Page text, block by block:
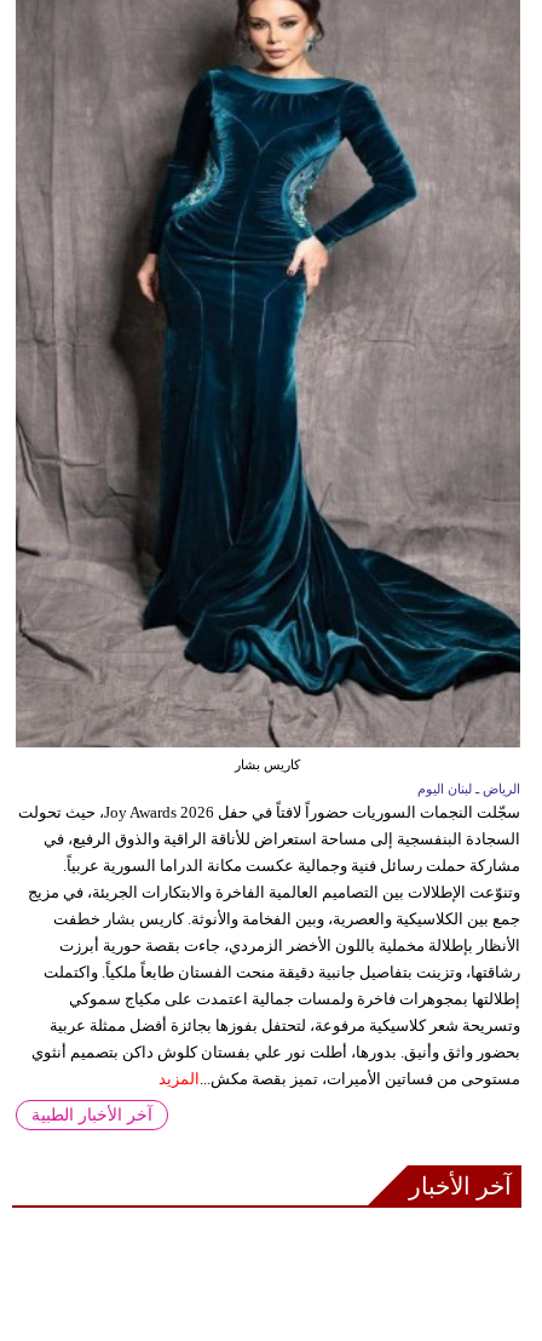
كاريس بشار
الرياض ـ لبنان اليوم
سجّلت النجمات السوريات حضوراً لافتاً في حفل Joy Awards 2026، حيث تحولت
السجادة البنفسجية إلى مساحة استعراض للأناقة الراقية والذوق الرفيع، في
مشاركة حملت رسائل فنية وجمالية عكست مكانة الدراما السورية عربياً.
وتنوّعت الإطلالات بين التصاميم العالمية الفاخرة والابتكارات الجريئة، في مزيج
جمع بين الكلاسيكية والعصرية، وبين الفخامة والأنوثة. كاريس بشار خطفت
الأنظار بإطلالة مخملية باللون الأخضر الزمردي، جاءت بقصة حورية أبرزت
رشاقتها، وتزينت بتفاصيل جانبية دقيقة منحت الفستان طابعاً ملكياً. واكتملت
إطلالتها بمجوهرات فاخرة ولمسات جمالية اعتمدت على مكياج سموكي
وتسريحة شعر كلاسيكية مرفوعة، لتحتفل بفوزها بجائزة أفضل ممثلة عربية
بحضور واثق وأنيق. بدورها، أطلت نور علي بفستان كلوش داكن بتصميم أنثوي
مستوحى من فساتين الأميرات، تميز بقصة مكش...
المزيد
آخر الأخبار الطبية
آخر الأخبار